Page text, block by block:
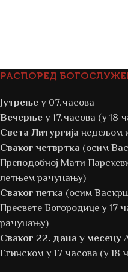
РАСПОРЕД
Јутрење у 07.часова
Вечерње у 17.часова (у 18
Света Литургија недељом
Сваког четвртка (осим
Преподобној Мати
летњем рачунању)
Сваког петка (осим
Пресвете Богородице у 17
рачунању)
Сваког 22. дана у месецу
Егинском у 17 часова (у